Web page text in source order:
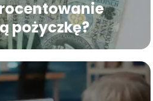
pożyczkę?